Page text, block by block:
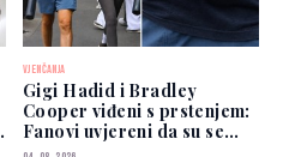
VJENČANJA
Gigi Hadid i Bradley
Cooper viđeni s prstenjem:
Fanovi uvjereni da su se
vjenčali